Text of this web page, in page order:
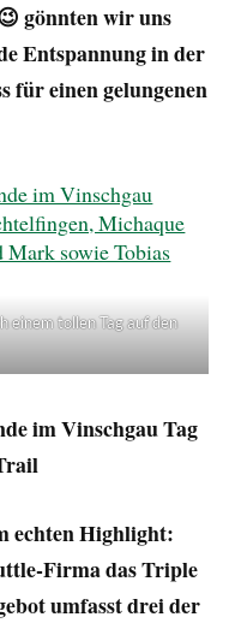
gönnten wir uns
Entspannung in der
für einen gelungenen
einem tollen Tag auf den
im Vinschgau Tag
echten Highlight:
Firma das Triple
umfasst drei der